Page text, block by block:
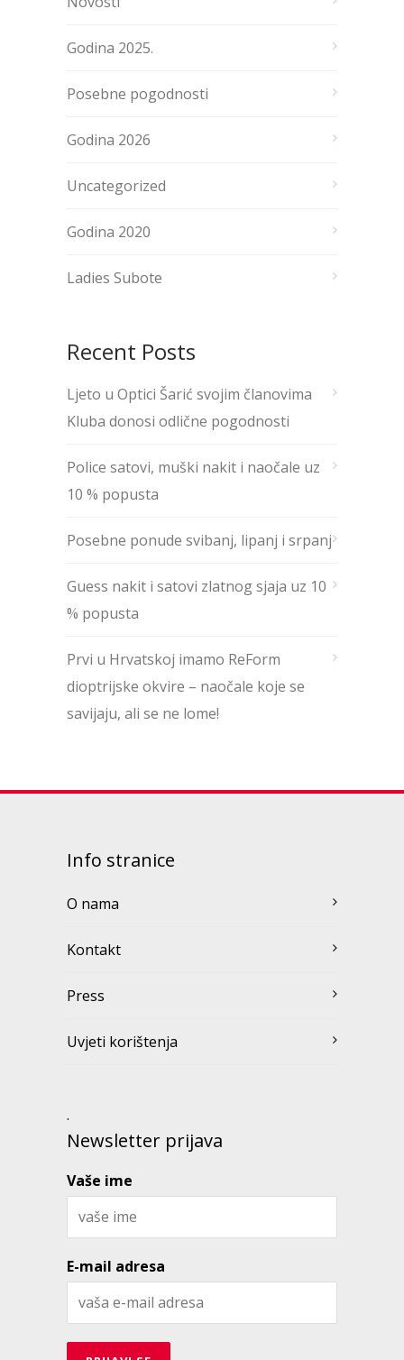
Godina 2025.
Posebne pogodnosti
Godina 2026
Uncategorized
Godina 2020
Ladies Subote
Recent Posts
Ljeto u Optici Šarić svojim članovima
Kluba donosi odlične pogodnosti
Police satovi, muški nakit i naočale uz
10 % popusta
Posebne ponude svibanj, lipanj i srpanj
Guess nakit i satovi zlatnog sjaja uz 10
% popusta
Prvi u Hrvatskoj imamo ReForm
dioptrijske okvire – naočale koje se
savijaju, ali se ne lome!
Info stranice
O nama
Kontakt
Press
Uvjeti korištenja
.
Newsletter prijava
Vaše ime
E-mail adresa